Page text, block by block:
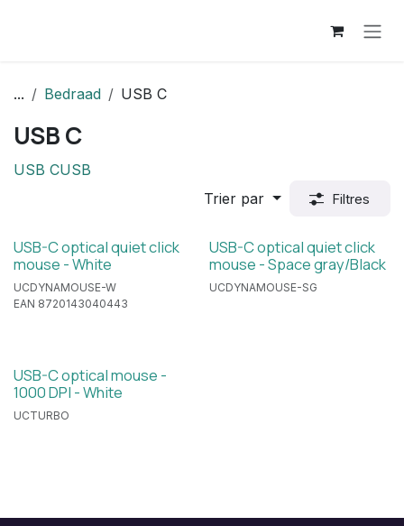
... Bedraad USB C
USB C
USB CUSB
Trier par
Filtres
USB-C optical quiet click
mouse - White
UCDYNAMOUSE-W
EAN 8720143040443
USB-C optical quiet click
mouse - Space gray/Black
UCDYNAMOUSE-SG
USB-C optical mouse -
1000 DPI - White
UCTURBO